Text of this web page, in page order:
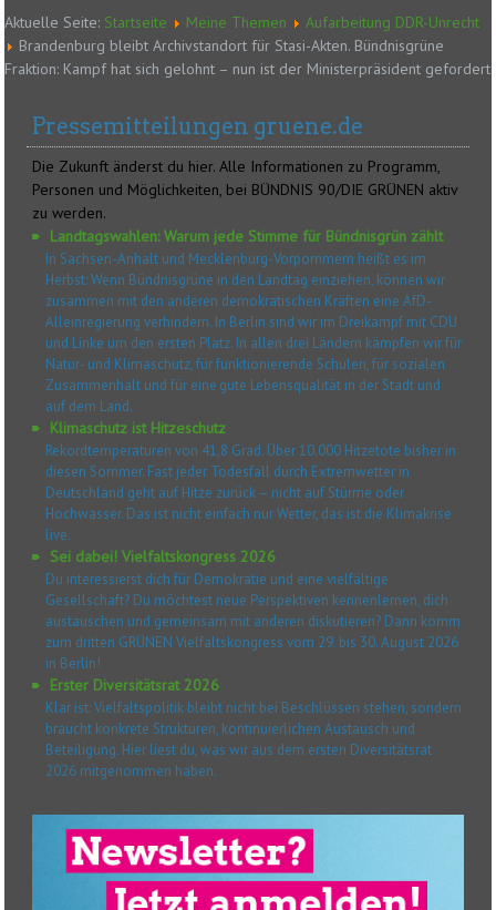
Aktuelle Seite: Startseite Meine Themen
Aufarbeitung DDR-Unrecht
Brandenburg bleibt Archivstandort für Stasi-Akten. Bündnisgrüne
Fraktion: Kampf hat sich gelohnt – nun ist der Ministerpräsident gefordert
Pressemitteilungen gruene.de
Die Zukunft änderst du hier. Alle Informationen zu Programm,
Personen und Möglichkeiten, bei BÜNDNIS 90/DIE GRÜNEN aktiv
zu werden.
Landtagswahlen: Warum jede Stimme für Bündnisgrün zählt
In Sachsen-Anhalt und Mecklenburg-Vorpommern heißt es im
Herbst: Wenn Bündnisgrüne in den Landtag einziehen, können wir
zusammen mit den anderen demokratischen Kräften eine AfD-
Alleinregierung verhindern. In Berlin sind wir im Dreikampf mit CDU
und Linke um den ersten Platz. In allen drei Ländern kämpfen wir für
Natur- und Klimaschutz, für funktionierende Schulen, für sozialen
Zusammenhalt und für eine gute Lebensqualität in der Stadt und
auf dem Land.
Klimaschutz ist Hitzeschutz
Rekordtemperaturen von 41,8 Grad. Über 10.000 Hitzetote bisher in
diesen Sommer. Fast jeder Todesfall durch Extremwetter in
Deutschland geht auf Hitze zurück – nicht auf Stürme oder
Hochwasser. Das ist nicht einfach nur Wetter, das ist die Klimakrise
live.
Sei dabei! Vielfaltskongress 2026
Du interessierst dich für Demokratie und eine vielfältige
Gesellschaft? Du möchtest neue Perspektiven kennenlernen, dich
austauschen und gemeinsam mit anderen diskutieren? Dann komm
zum dritten GRÜNEN Vielfaltskongress vom 29. bis 30. August 2026
in Berlin!
Erster Diversitätsrat 2026
Klar ist: Vielfaltspolitik bleibt nicht bei Beschlüssen stehen, sondern
braucht konkrete Strukturen, kontinuierlichen Austausch und
Beteiligung. Hier liest du, was wir aus dem ersten Diversitätsrat
2026 mitgenommen haben.